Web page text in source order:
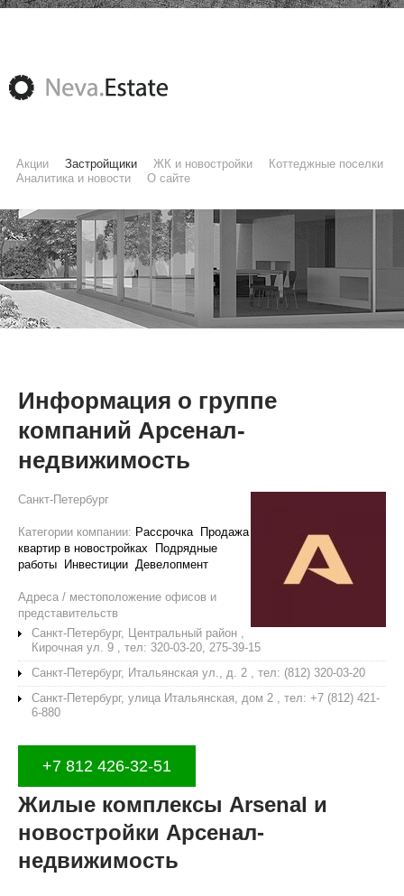
Акции Застройщики ЖК и новостройки
Коттеджные поселки
Аналитика и новости
О сайте
Информация о группе
компаний Арсенал-
недвижимость
Санкт-Петербург
Категории компании: Рассрочка
Продажа
квартир в новостройках
Подрядные
работы
Инвестиции Девелопмент
Адреса / местоположение офисов и
представительств
Санкт-Петербург, Центральный район ,
Кирочная ул. 9 , тел: 320-03-20, 275-39-15
Санкт-Петербург, Итальянская ул., д. 2 , тел: (812) 320-03-20
Санкт-Петербург, улица Итальянская, дом 2 , тел: +7 (812) 421-
6-880
+7 812 426-32-51
Жилые комплексы Arsenal и
новостройки Арсенал-
недвижимость